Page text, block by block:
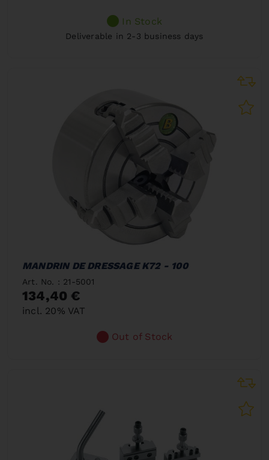
In Stock
Deliverable in 2-3 business days
MANDRIN DE DRESSAGE K72 - 100
Art. No. : 21-5001
134,40 €
incl. 20% VAT
Out of Stock